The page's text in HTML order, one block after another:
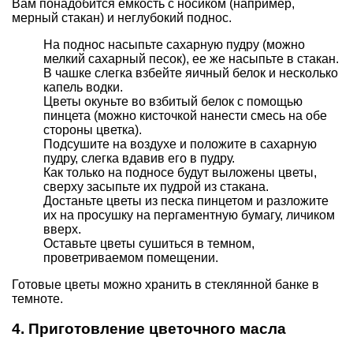
Вам понадобится емкость с носиком (например,
мерный стакан) и неглубокий поднос.
На поднос насыпьте сахарную пудру (можно
мелкий сахарный песок), ее же насыпьте в стакан.
В чашке слегка взбейте яичный белок и несколько
капель водки.
Цветы окуньте во взбитый белок с помощью
пинцета (можно кисточкой нанести смесь на обе
стороны цветка).
Подсушите на воздухе и положите в сахарную
пудру, слегка вдавив его в пудру.
Как только на подносе будут выложены цветы,
сверху засыпьте их пудрой из стакана.
Достаньте цветы из песка пинцетом и разложите
их на просушку на пергаментную бумагу, личиком
вверх.
Оставьте цветы сушиться в темном,
проветриваемом помещении.
Готовые цветы можно хранить в стеклянной банке в
темноте.
4. Приготовление цветочного масла